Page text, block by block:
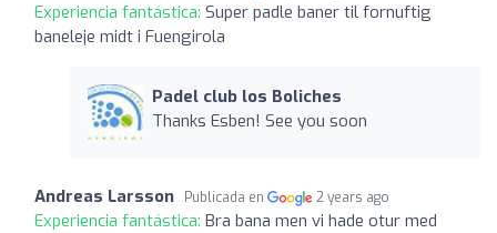
Experiencia fantástica: Super padle baner til fornuftig
baneleje midt i Fuengirola
Padel club los Boliches
Thanks Esben! See you soon
Andreas Larsson Publicada en 2 years ago
Experiencia fantástica: Bra bana men vi hade otur med